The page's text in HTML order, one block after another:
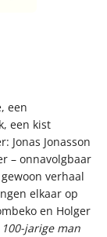
een
een kist
Jonas Jonasson
– onnavolgbaar
verhaal
elkaar op
en Holger
100-jarige man